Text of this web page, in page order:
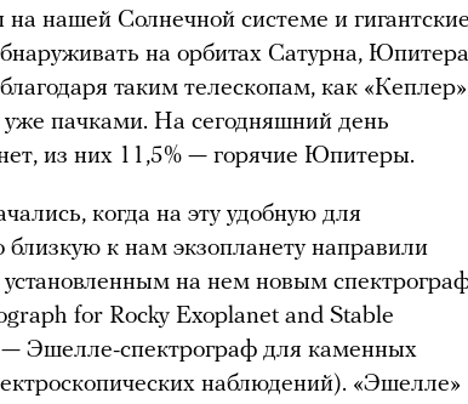
нашей Солнечной системе и гигантские
на орбитах Сатурна, Юпитера
таким телескопам, как «Кеплер»
уже пачками. На сегодняшний день
из них 11,5% — горячие Юпитеры.
когда на эту удобную для
к нам экзопланету направили
на нем новым
for Rocky Exoplanet and Stable
— Эшелле-спектрограф для каменных
наблюдений). «Эшелле»